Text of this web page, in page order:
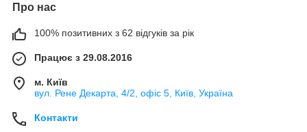
Про нас
100% позитивних з 62 відгуків за рік
Працює з 29.08.2016
м. Київ
вул. Рене Декарта, 4/2, офіс 5, Київ, Україна
Контакти